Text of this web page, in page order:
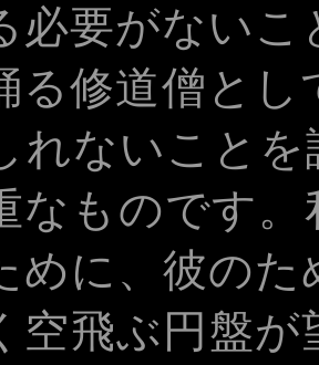
必要がない
る修道僧と
れないこと
なものです
めに、彼の
空飛ぶ円盤